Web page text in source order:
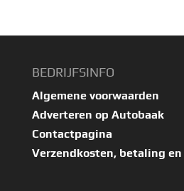
BEDRIJFSINFO
Algemene voorwaarden
Adverteren op Autobaak
Contactpagina
Verzendkosten, betaling